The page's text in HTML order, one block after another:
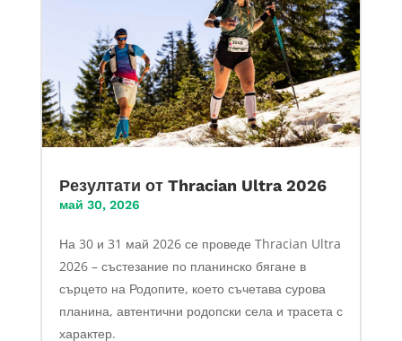
Резултати от Thracian Ultra 2026
май 30, 2026
На 30 и 31 май 2026 се проведе Thracian Ultra
2026 – състезание по планинско бягане в
сърцето на Родопите, което съчетава сурова
планина, автентични родопски села и трасета с
характер.